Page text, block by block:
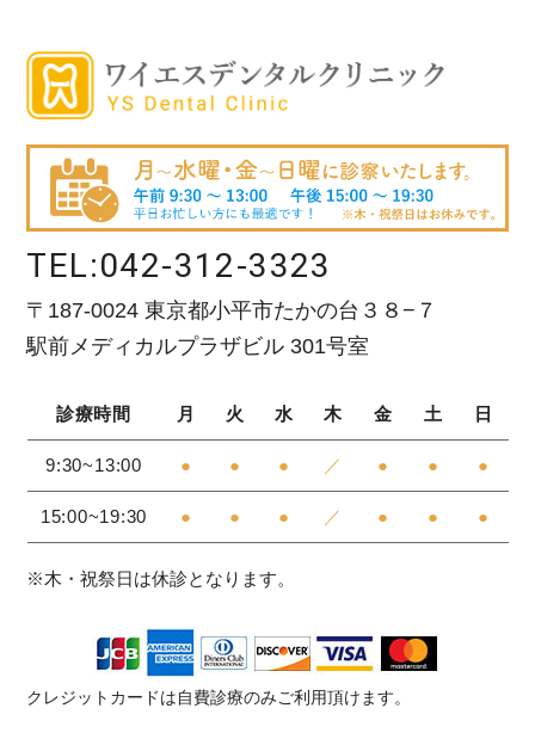
TEL:042-312-3323
〒187-0024 東京都小平市たかの台３８−７
駅前メディカルプラザビル 301号室
診療時間 月 火 水 木 金 土 日
9:30~13:00 ● ● ● ／ ● ● ●
15:00~19:30 ● ● ● ／ ● ● ●
※木・祝祭日は休診となります。
クレジットカードは自費診療のみご利用頂けます。